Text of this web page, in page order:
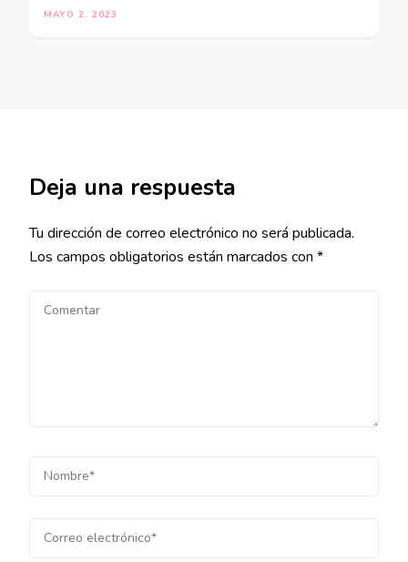
MAYO 2, 2023
Deja una respuesta
Tu dirección de correo electrónico no será publicada.
Los campos obligatorios están marcados con *